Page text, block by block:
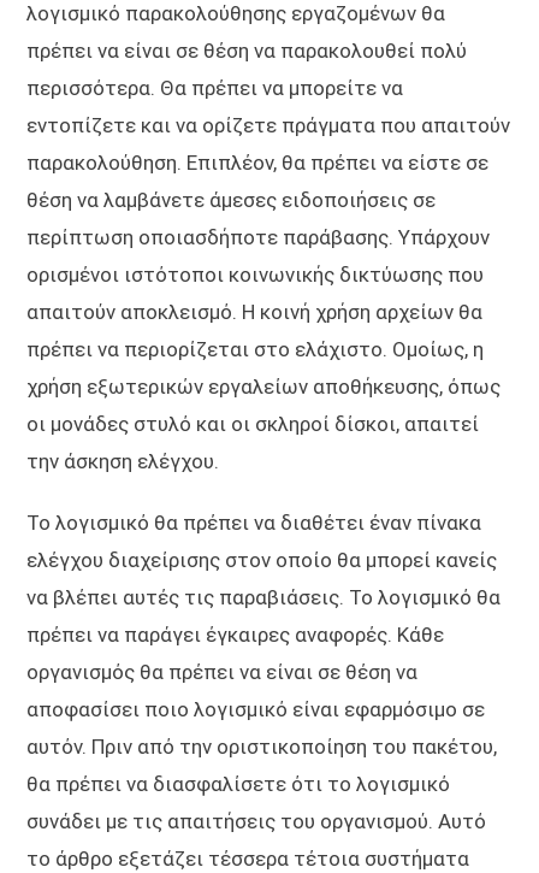
λογισμικό παρακολούθησης εργαζομένων θα
πρέπει να είναι σε θέση να παρακολουθεί πολύ
περισσότερα. Θα πρέπει να μπορείτε να
εντοπίζετε και να ορίζετε πράγματα που απαιτούν
παρακολούθηση. Επιπλέον, θα πρέπει να είστε σε
θέση να λαμβάνετε άμεσες ειδοποιήσεις σε
περίπτωση οποιασδήποτε παράβασης. Υπάρχουν
ορισμένοι ιστότοποι κοινωνικής δικτύωσης που
απαιτούν αποκλεισμό. Η κοινή χρήση αρχείων θα
πρέπει να περιορίζεται στο ελάχιστο. Ομοίως, η
χρήση εξωτερικών εργαλείων αποθήκευσης, όπως
οι μονάδες στυλό και οι σκληροί δίσκοι, απαιτεί
την άσκηση ελέγχου.
Το λογισμικό θα πρέπει να διαθέτει έναν πίνακα
ελέγχου διαχείρισης στον οποίο θα μπορεί κανείς
να βλέπει αυτές τις παραβιάσεις. Το λογισμικό θα
πρέπει να παράγει έγκαιρες αναφορές. Κάθε
οργανισμός θα πρέπει να είναι σε θέση να
αποφασίσει ποιο λογισμικό είναι εφαρμόσιμο σε
αυτόν. Πριν από την οριστικοποίηση του πακέτου,
θα πρέπει να διασφαλίσετε ότι το λογισμικό
συνάδει με τις απαιτήσεις του οργανισμού. Αυτό
το άρθρο εξετάζει τέσσερα τέτοια συστήματα